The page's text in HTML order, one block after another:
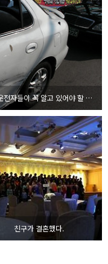
평소 운전자들이 꼭 알고 있어야 할 교통사고 상식과 준비사항
친구가 결혼했다.